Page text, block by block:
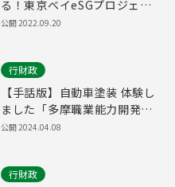
る！東京ベイeSGプロジェク
ト（令和4年9月17日 東京ウィ
公開2022.09.20
行財政
【手話版】自動車塗装 体験し
ました「多摩職業能力開発セ
ンター」（令和6年3月29日 東
公開2024.04.08
行財政